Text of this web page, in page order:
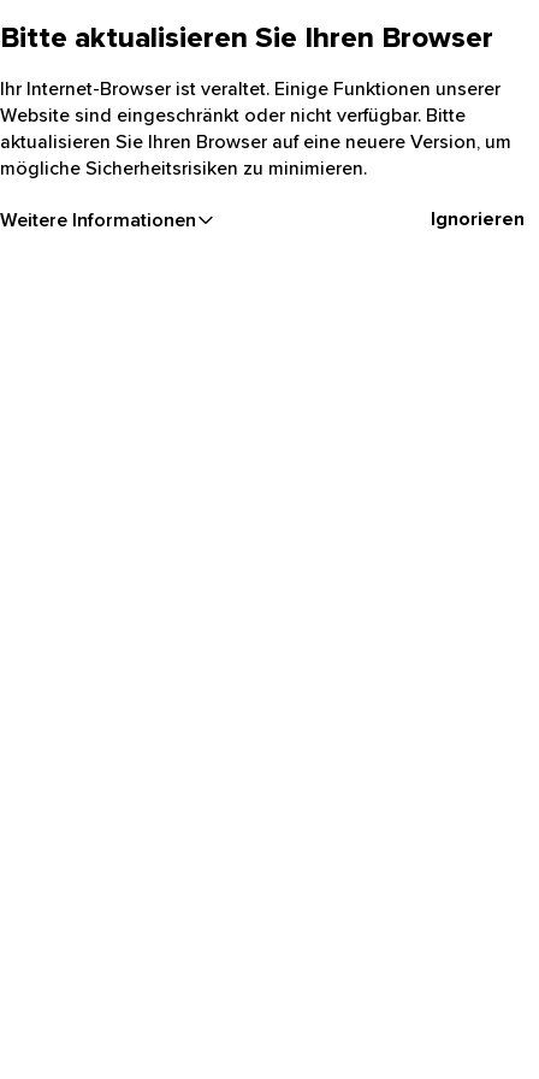
Bitte aktualisieren Sie Ihren Browser
Ihr Internet-Browser ist veraltet. Einige Funktionen unserer
Website sind eingeschränkt oder nicht verfügbar. Bitte
aktualisieren Sie Ihren Browser auf eine neuere Version, um
mögliche Sicherheitsrisiken zu minimieren.
Weitere Informationen Ignorieren